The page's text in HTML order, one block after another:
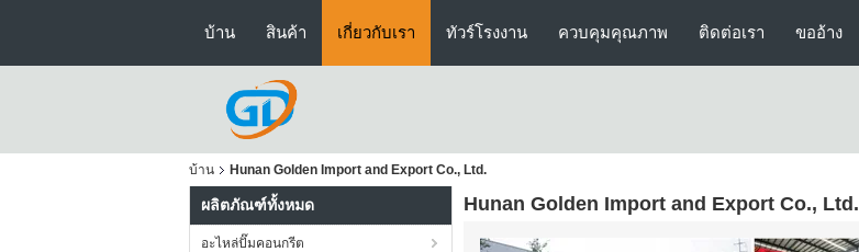
บ้าน สินค้า เกี่ยวกับเรา ทัวร์โรงงาน ควบคุมคุณภาพ ติดต่อเรา ขออ้าง
บ้าน Hunan Golden Import and Export Co., Ltd.
ผลิตภัณฑ์ทั้งหมด
อะไหล่ปั๊มคอนกรีต
Hunan Golden Import and Export Co., Ltd.